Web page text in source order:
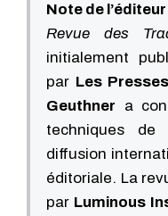
Note de l’éditeur
Revue des
initialement
par Les
Geuthner a
techniques
diffusion
éditoriale. La
par Luminous